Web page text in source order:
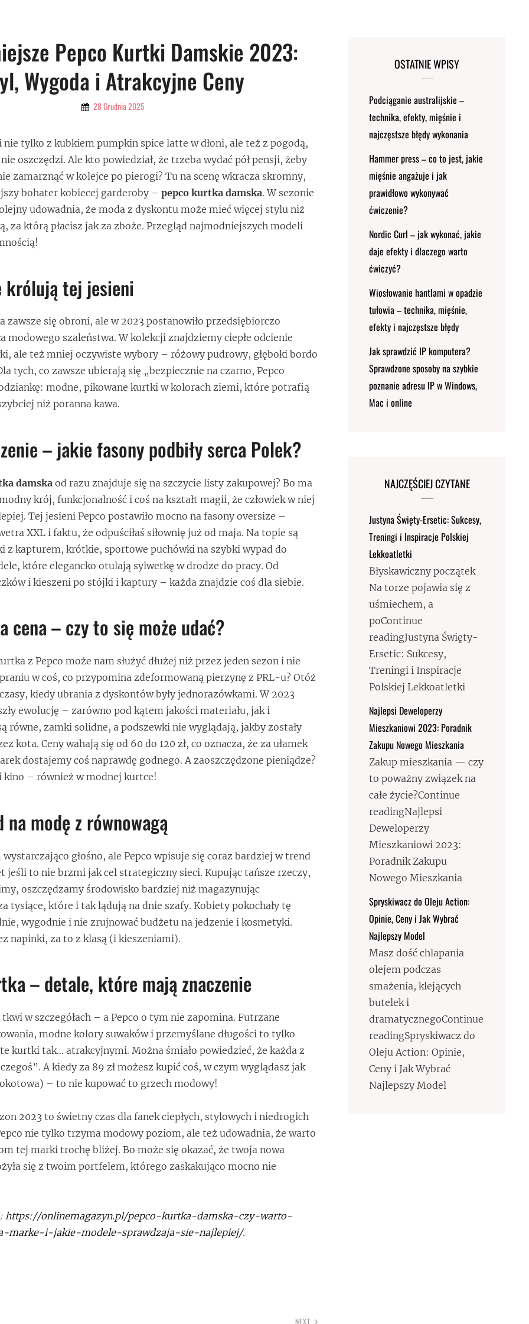
Pepco Kurtki Damskie 2023:
Wygoda i Atrakcyjne Ceny
By 28 Grudnia 2025
nie tylko z kubkiem pumpkin spice latte w dłoni, ale też z pogodą,
oszczędzi. Ale kto powiedział, że trzeba wydać pół pensji, żeby
zamarznąć w kolejce po pierogi? Tu na scenę wkracza skromny,
bohater kobiecej garderoby – pepco kurtka damska. W sezonie
udowadnia, że moda z dyskontu może mieć więcej stylu niż
za którą płacisz jak za zboże. Przegląd najmodniejszych modeli
królują tej jesieni
zawsze się obroni, ale w 2023 postanowiło przedsiębiorczo
modowego szaleństwa. W kolekcji znajdziemy ciepłe odcienie
ale też mniej oczywiste wybory – różowy pudrowy, głęboki bordo
tych, co zawsze ubierają się „bezpiecznie na czarno, Pepco
modne, pikowane kurtki w kolorach ziemi, które potrafią
niż poranna kawa.
– jakie fasony podbiły serca Polek?
damska od razu znajduje się na szczycie listy zakupowej? Bo ma
krój, funkcjonalność i coś na kształt magii, że człowiek w niej
Tej jesieni Pepco postawiło mocno na fasony oversize –
XXL i faktu, że odpuściłaś siłownię już od maja. Na topie są
z kapturem, krótkie, sportowe puchówki na szybki wypad do
które elegancko otulają sylwetkę w drodze do pracy. Od
i kieszeni po stójki i kaptury – każda znajdzie coś dla siebie.
cena – czy to się może udać?
z Pepco może nam służyć dłużej niż przez jeden sezon i nie
w coś, co przypomina zdeformowaną pierzynę z PRL-u? Otóż
kiedy ubrania z dyskontów były jednorazówkami. W 2023
ewolucję – zarówno pod kątem jakości materiału, jak i
równe, zamki solidne, a podszewki nie wyglądają, jakby zostały
kota. Ceny wahają się od 60 do 120 zł, co oznacza, że za ułamek
dostajemy coś naprawdę godnego. A zaoszczędzone pieniądze?
kino – również w modnej kurtce!
modę z równowagą
głośno, ale Pepco wpisuje się coraz bardziej w trend
jeśli to nie brzmi jak cel strategiczny sieci. Kupując tańsze rzeczy,
oszczędzamy środowisko bardziej niż magazynując
tysiące, które i tak lądują na dnie szafy. Kobiety pokochały tę
wygodnie i nie zrujnować budżetu na jedzenie i kosmetyki.
napinki, za to z klasą (i kieszeniami).
– detale, które mają znaczenie
tkwi w szczegółach – a Pepco o tym nie zapomina. Futrzane
modne kolory suwaków i przemyślane długości to tylko
kurtki tak… atrakcyjnymi. Można śmiało powiedzieć, że każda z
A kiedy za 89 zł możesz kupić coś, w czym wyglądasz jak
– to nie kupować to grzech modowy!
2023 to świetny czas dla fanek ciepłych, stylowych i niedrogich
nie tylko trzyma modowy poziom, ale też udowadnia, że warto
tej marki trochę bliżej. Bo może się okazać, że twoja nowa
się z twoim portfelem, którego zaskakująco mocno nie
https://onlinemagazyn.pl/pepco-kurtka-damska-czy-warto-
marke-i-jakie-modele-sprawdzaja-sie-najlepiej/.
NEXT
OSTATNIE WPISY
Podciąganie australijskie –
technika, efekty, mięśnie i
najczęstsze błędy wykonania
Hammer press – co to jest, jakie
mięśnie angażuje i jak
prawidłowo wykonywać
ćwiczenie?
Nordic Curl – jak wykonać, jakie
daje efekty i dlaczego warto
ćwiczyć?
Wiosłowanie hantlami w opadzie
tułowia – technika, mięśnie,
efekty i najczęstsze błędy
Jak sprawdzić IP komputera?
Sprawdzone sposoby na szybkie
poznanie adresu IP w Windows,
Mac i online
NAJCZĘŚCIEJ CZYTANE
Justyna Święty-Ersetic: Sukcesy,
Treningi i Inspiracje Polskiej
Lekkoatletki
Błyskawiczny początek
Na torze pojawia się z
uśmiechem, a
poContinue
readingJustyna Święty-
Ersetic: Sukcesy,
Treningi i Inspiracje
Polskiej Lekkoatletki
Najlepsi Deweloperzy
Mieszkaniowi 2023: Poradnik
Zakupu Nowego Mieszkania
Zakup mieszkania — czy
to poważny związek na
całe życie?Continue
readingNajlepsi
Deweloperzy
Mieszkaniowi 2023:
Poradnik Zakupu
Nowego Mieszkania
Spryskiwacz do Oleju Action:
Opinie, Ceny i Jak Wybrać
Najlepszy Model
Masz dość chlapania
olejem podczas
smażenia, klejących
butelek i
dramatycznegoContinue
readingSpryskiwacz do
Oleju Action: Opinie,
Ceny i Jak Wybrać
Najlepszy Model